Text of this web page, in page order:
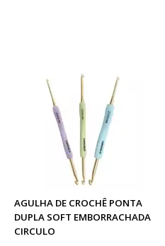
AGULHA DE CROCHÊ PONTA
DUPLA SOFT EMBORRACHADA
CIRCULO